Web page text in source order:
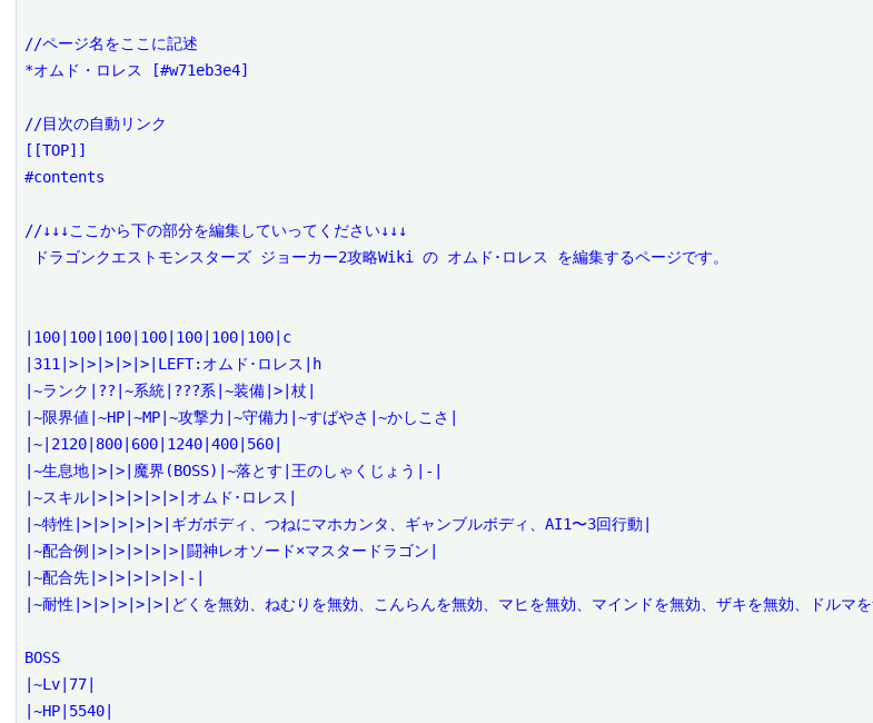
//ページ名をここに記述
*オムド・ロレス [#w71eb3e4]
//目次の自動リンク
[[TOP]]
#contents
//↓↓↓ここから下の部分を編集していってください↓↓↓
|100|100|100|100|100|100|100|c
|311|>|>|>|>|>|LEFT:オムド･ロレス|h
|~ランク|??|~系統|???系|~装備|>|杖|
|~限界値|~HP|~MP|~攻撃力|~守備力|~すばやさ|~かしこさ|
|~|2120|800|600|1240|400|560|
|~生息地|>|>|魔界(BOSS)|~落とす|王のしゃくじょう|-|
|~スキル|>|>|>|>|>|オムド･ロレス|
|~特性|>|>|>|>|>|ギガボディ、つねにマホカンタ、ギャンブルボディ、AI1〜3回行動|
|~配合例|>|>|>|>|>|闘神レオソード×マスタードラゴン|
|~配合先|>|>|>|>|>|-|
|~耐性|>|>|>|>|>|どくを無効、ねむりを無効、こんらんを無効、マヒを無効、マインドを無効、ザキを無効、ドルマ
BOSS
|~Lv|77|
|~HP|5540|